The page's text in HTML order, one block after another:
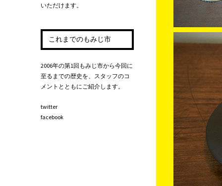
いただけます。
これまでのもみじ市
2006年の第1回もみじ市から今回に
至るまでの歴史を、スタッフのコ
メントとともにご紹介します。
twitter
facebook